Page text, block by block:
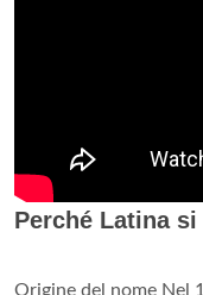
Perché Latina
Origine del nome Nel